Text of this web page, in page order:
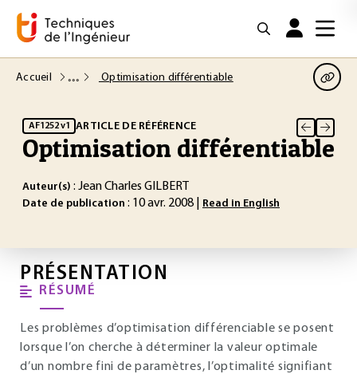
Accueil Optimisation différentiable
AF1252 v1 ARTICLE DE RÉFÉRENCE
Optimisation différentiable
Auteur(s) : Jean Charles GILBERT
Date de publication : 10 avr. 2008 | Read in English
PRÉSENTATION
RÉSUMÉ
Les problèmes d’optimisation différenciable se posent
lorsque l’on cherche à déterminer la valeur optimale
d’un nombre fini de paramètres, l’optimalité signifiant